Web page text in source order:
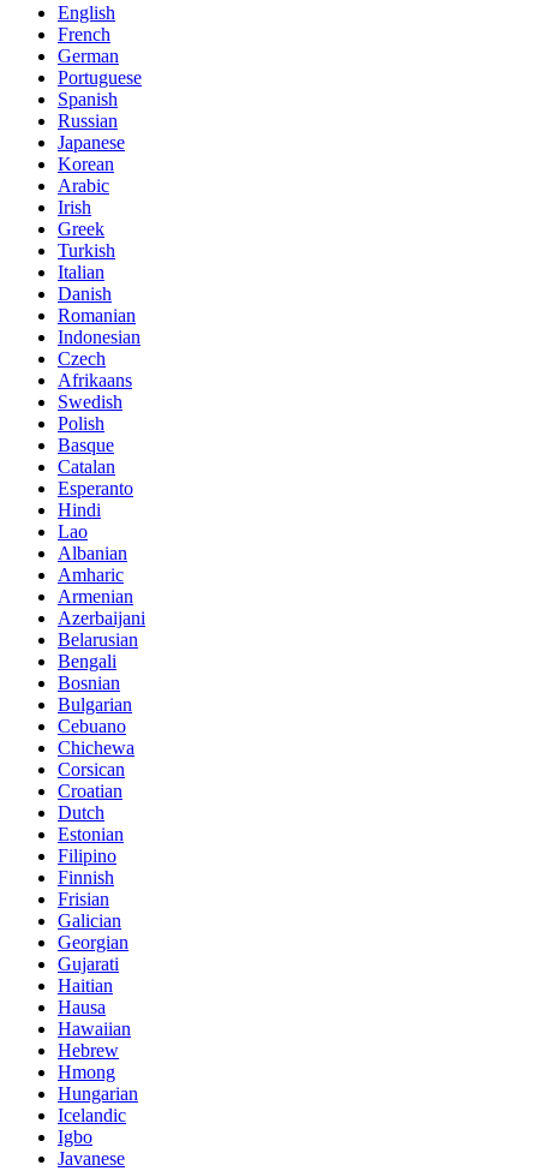
English
French
German
Portuguese
Spanish
Russian
Japanese
Korean
Arabic
Irish
Greek
Turkish
Italian
Danish
Romanian
Indonesian
Czech
Afrikaans
Swedish
Polish
Basque
Catalan
Esperanto
Hindi
Lao
Albanian
Amharic
Armenian
Azerbaijani
Belarusian
Bengali
Bosnian
Bulgarian
Cebuano
Chichewa
Corsican
Croatian
Dutch
Estonian
Filipino
Finnish
Frisian
Galician
Georgian
Gujarati
Haitian
Hausa
Hawaiian
Hebrew
Hmong
Hungarian
Icelandic
Igbo
Javanese